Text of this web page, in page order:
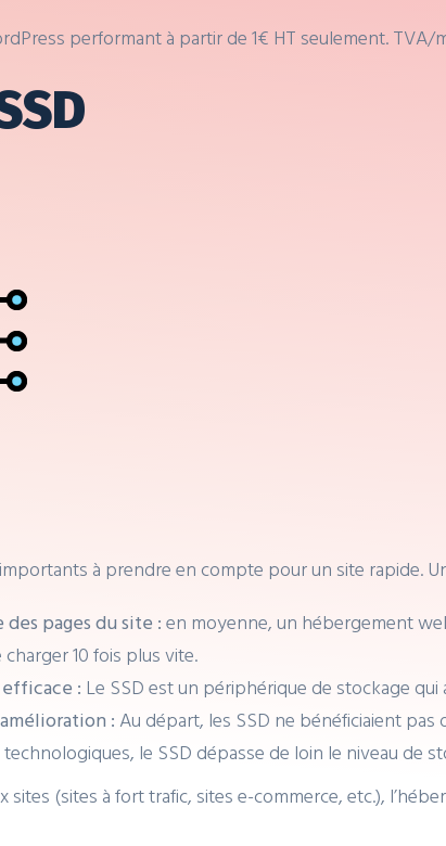
performant à partir de 1€ HT seulement. TVA/
importants à prendre en compte pour un site rapide.
pages du site :en moyenne, un hébergement
10 fois plus vite.
: Le SSD est un périphérique de stockage
: Au départ, les SSD ne bénéficiaient pas
le SSD dépasse de loin le niveau de
sites (sites à fort trafic, sites e-commerce, etc.),